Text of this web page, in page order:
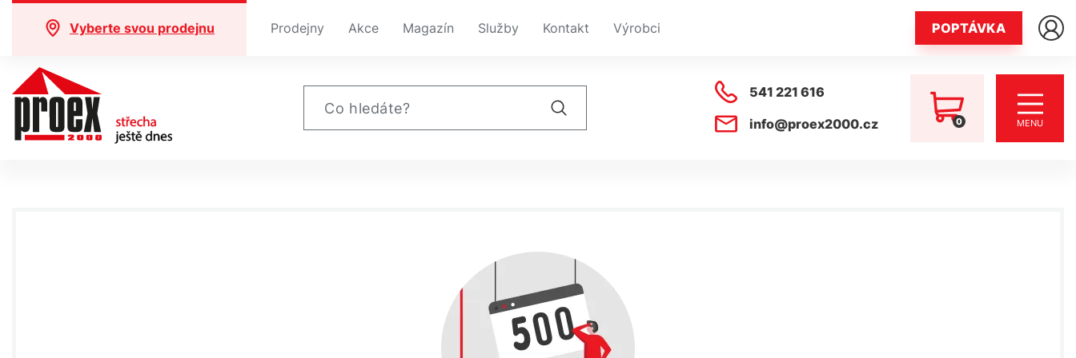
Vyberte svou prodejnu Prodejny Akce Magazín Služby Kontakt Výrobci POPTÁVKA
541 221 616
info@proex2000.cz
0 MENU